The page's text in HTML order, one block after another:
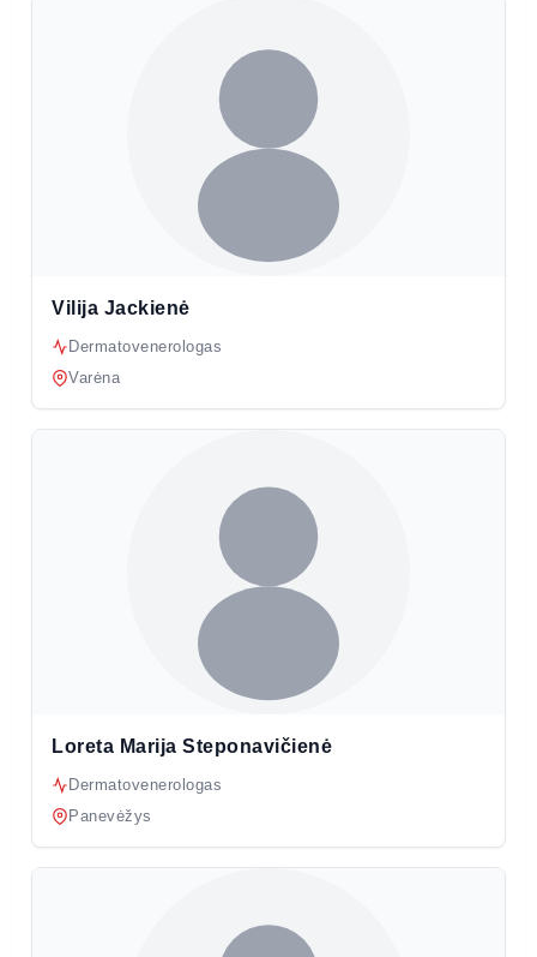
Vilija Jackienė
Dermatovenerologas
Varėna
Loreta Marija Steponavičienė
Dermatovenerologas
Panevėžys